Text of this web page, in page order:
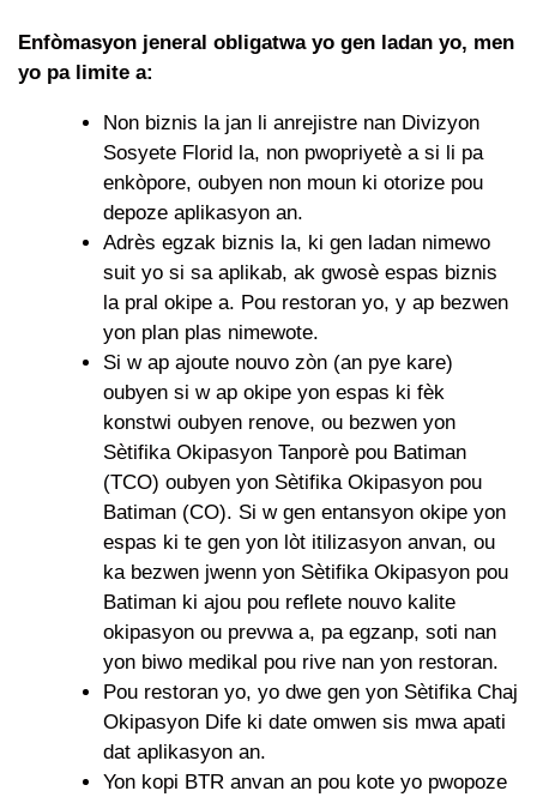
Enfòmasyon jeneral obligatwa yo gen ladan yo, men
yo pa limite a:
Non biznis la jan li anrejistre nan Divizyon
Sosyete Florid la, non pwopriyetè a si li pa
enkòpore, oubyen non moun ki otorize pou
depoze aplikasyon an.
Adrès egzak biznis la, ki gen ladan nimewo
suit yo si sa aplikab, ak gwosè espas biznis
la pral okipe a. Pou restoran yo, y ap bezwen
yon plan plas nimewote.
Si w ap ajoute nouvo zòn (an pye kare)
oubyen si w ap okipe yon espas ki fèk
konstwi oubyen renove, ou bezwen yon
Sètifika Okipasyon Tanporè pou Batiman
(TCO) oubyen yon Sètifika Okipasyon pou
Batiman (CO). Si w gen entansyon okipe yon
espas ki te gen yon lòt itilizasyon anvan, ou
ka bezwen jwenn yon Sètifika Okipasyon pou
Batiman ki ajou pou reflete nouvo kalite
okipasyon ou prevwa a, pa egzanp, soti nan
yon biwo medikal pou rive nan yon restoran.
Pou restoran yo, yo dwe gen yon Sètifika Chaj
Okipasyon Dife ki date omwen sis mwa apati
dat aplikasyon an.
Yon kopi BTR anvan an pou kote yo pwopoze